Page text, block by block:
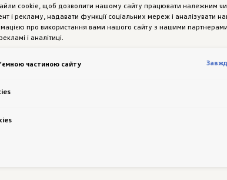
огляду
в гаражі або на непрохідній
кілька додаткових очей.
cookie, щоб дозволити нашому сайту працювати належним
і рекламу, надавати функції соціальних мереж і аналізувати
про використання вами нашого сайту з нашими
і аналітиці.
частиною сайту